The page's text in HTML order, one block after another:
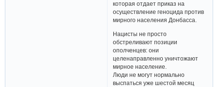
которая отдает приказ на
осуществление геноцида против
мирного населения Донбасса.
Нацисты не просто
обстреливают позиции
ополченцев: они
целенаправленно уничтожают
мирное население.
Люди не могут нормально
выспаться уже шестой месяц